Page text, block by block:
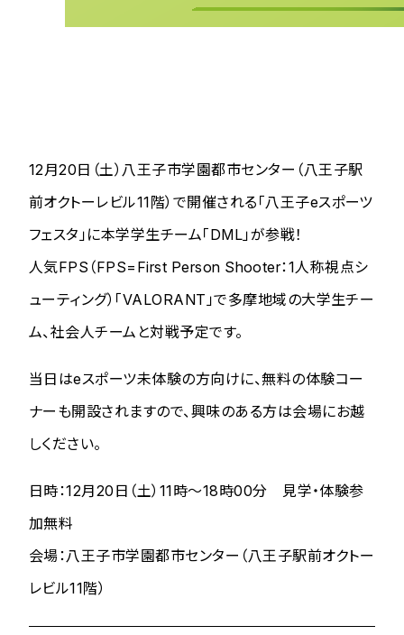
12月20日（土）八王子市学園都市センター（八王子駅
前オクトーレビル11階）で開催される「八王子eスポーツ
フェスタ」に本学学生チーム「DML」が参戦！
人気FPS（FPS=First Person Shooter：1人称視点シ
ューティング）「VALORANT」で多摩地域の大学生チー
ム、社会人チームと対戦予定です。
当日はeスポーツ未体験の方向けに、無料の体験コー
ナーも開設されますので、興味のある方は会場にお越
しください。
日時：12月20日（土）11時～18時00分 見学・体験参
加無料
会場：八王子市学園都市センター（八王子駅前オクトー
レビル11階）